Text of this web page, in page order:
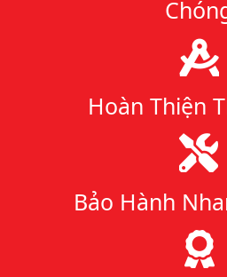
Hoàn Thiện
Bảo Hành